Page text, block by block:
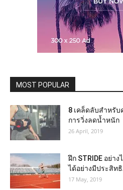
MOST POPULAR
8 เคล็ดลับสำหรั
การวิ่งลดน้ำหนัก
26 April, 2019
ฝึก STRIDE อย่า
ได้อย่างมีประสิท
17 May, 2019